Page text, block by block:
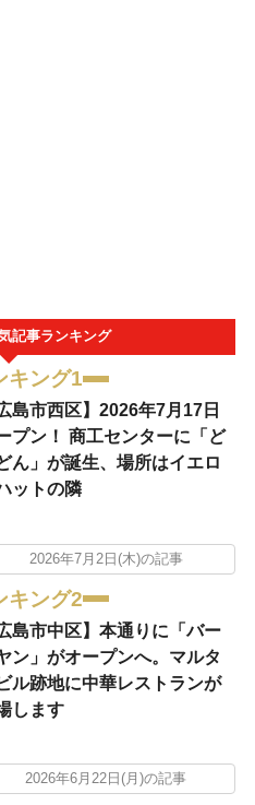
記事ランキング
キング1
島市西区】2026年7月17日
プン！ 商工センターに「ど
ん」が誕生、場所はイエロ
ットの隣
2026年7月2日(木)の記事
キング2
島市中区】本通りに「バー
ン」がオープンへ。マルタ
ル跡地に中華レストランが
します
2026年6月22日(月)の記事